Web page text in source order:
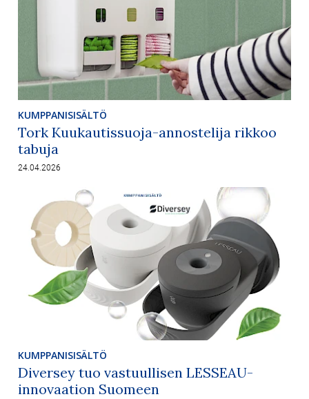
KUMPPANISISÄLTÖ
Tork Kuukautissuoja-annostelija rikkoo
tabuja
24.04.2026
KUMPPANISISÄLTÖ
Diversey tuo vastuullisen LESSEAU-
innovaation Suomeen